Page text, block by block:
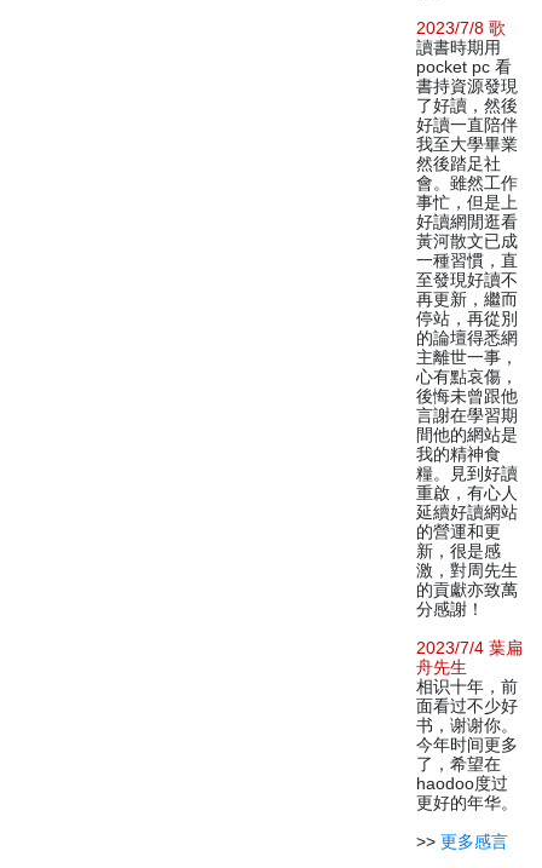
2023/7/8 歌
讀書時期用
pocket pc 看
書持資源發現
了好讀，然後
好讀一直陪伴
我至大學畢業
然後踏足社
會。雖然工作
事忙，但是上
好讀網閒逛看
黃河散文已成
一種習慣，直
至發現好讀不
再更新，繼而
停站，再從別
的論壇得悉網
主離世一事，
心有點哀傷，
後悔未曾跟他
言謝在學習期
間他的網站是
我的精神食
糧。見到好讀
重啟，有心人
延續好讀網站
的營運和更
新，很是感
激，對周先生
的貢獻亦致萬
分感謝！
2023/7/4 葉扁
舟先生
相识十年，前
面看过不少好
书，谢谢你。
今年时间更多
了，希望在
haodoo度过
更好的年华。
>> 更多感言